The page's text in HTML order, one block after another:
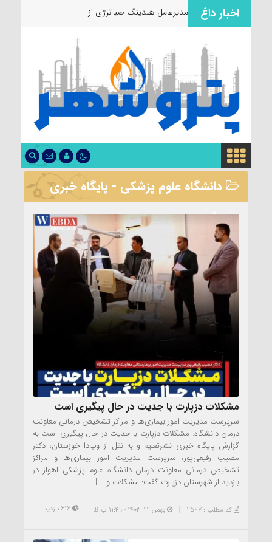
اخبار داغ مدیرعامل هلدینگ صباانرژی از مواکب خدمت‌ر
دانشگاه علوم پزشکی - پایگاه خبری
پتروشهر
مشکلات دزپارت با جدیت در حال پیگیری است
سرپرست مدیریت امور بیماری‌ها و مراکز تشخیص درمانی معاونت
درمان دانشگاه: مشکلات دزپارت با جدیت در حال پیگیری است به
گزارش پایگاه خبری نشرتعلیم و به نقل از وب‌دا خوزستان، دکتر
مصیب رفیعی‌پور، سرپرست مدیریت امور بیماری‌ها و مراکز
تشخیص درمانی معاونت درمان دانشگاه علوم پزشکی اهواز در
بازدید از شهرستان دزپارت گفت: مشکلات و […]
کد مطلب : 2567 بهمن ۲۲, ۱۴۰۳ - 11:49 ب.ظ